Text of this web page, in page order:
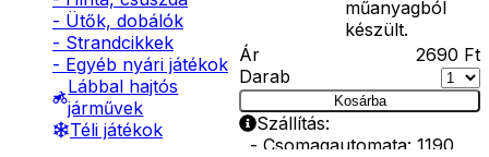
- Ütők, dobálók
- Strandcikkek
- Egyéb nyári játékok
Lábbal hajtós
járművek
Téli játékok
műanyagból
készült.
Ár
2690 Ft
Darab
Kosárba
Szállítás:
- Csomagautomata: 1190